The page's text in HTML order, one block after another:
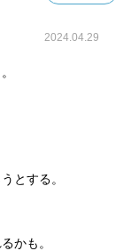
2024.04.29
とする。
かも。